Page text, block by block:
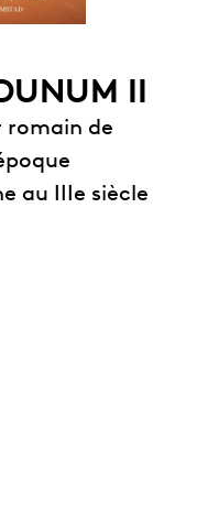
II
romain de
au IIIe siècle